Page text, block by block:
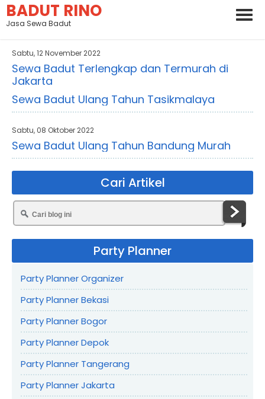
BADUT RINO
Jasa Sewa Badut
Sabtu, 12 November 2022
Sewa Badut Terlengkap dan Termurah di
Jakarta
Sewa Badut Ulang Tahun Tasikmalaya
Sabtu, 08 Oktober 2022
Sewa Badut Ulang Tahun Bandung Murah
Cari Artikel
Party Planner
Party Planner Organizer
Party Planner Bekasi
Party Planner Bogor
Party Planner Depok
Party Planner Tangerang
Party Planner Jakarta